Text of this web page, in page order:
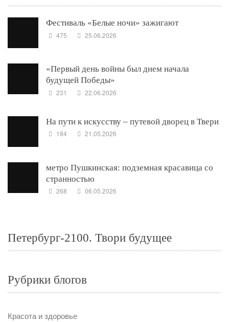
Фестиваль «Белые ночи» зажигают
475 25.06.2026
«Первый день войны был днем начала
будущей Победы»
231 22.06.2026
На пути к искусству – путевой дворец в Твери
184 21.05.2026
метро Пушкинская: подземная красавица со
странностью
268 06.05.2026
Петербург-2100. Твори будущее
Рубрики блогов
Красота и здоровье